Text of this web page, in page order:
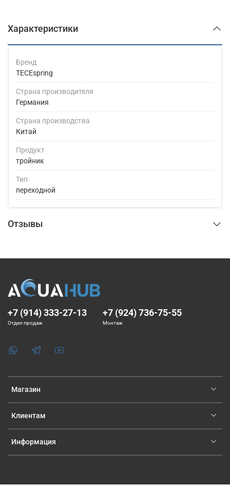
Характеристики
Бренд
TECEspring
Страна производителя
Германия
Страна производства
Китай
Продукт
тройник
Тип
переходной
Отзывы
Магазин
Клиентам
Информация
+7 (914) 333-27-13
Отдел продаж
+7 (924) 736-75-55
Монтаж